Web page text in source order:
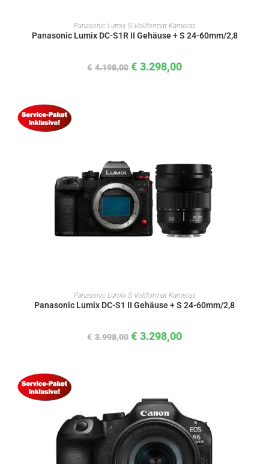
IN DEN WARENKORB
Panasonic Lumix S Vollformat Kameras
Panasonic Lumix DC-S1R II Gehäuse + S 24-60mm/2,8
€ 4.198,00 € 3.298,00
IN DEN WARENKORB
Panasonic Lumix S Vollformat Kameras
Panasonic Lumix DC-S1 II Gehäuse + S 24-60mm/2,8
€ 3.998,00 € 3.298,00